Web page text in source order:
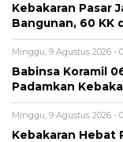
‎Kebakaran Pasar
Bangunan, 60 KK
Minggu, 9 Agustus 2026 -
Babinsa Koramil
Padamkan
Minggu, 9 Agustus 2026 -
‎Kebakaran Hebat